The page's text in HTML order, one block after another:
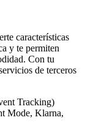
características
y te permiten
Con tu
de terceros
Tracking)
Mode, Klarna,